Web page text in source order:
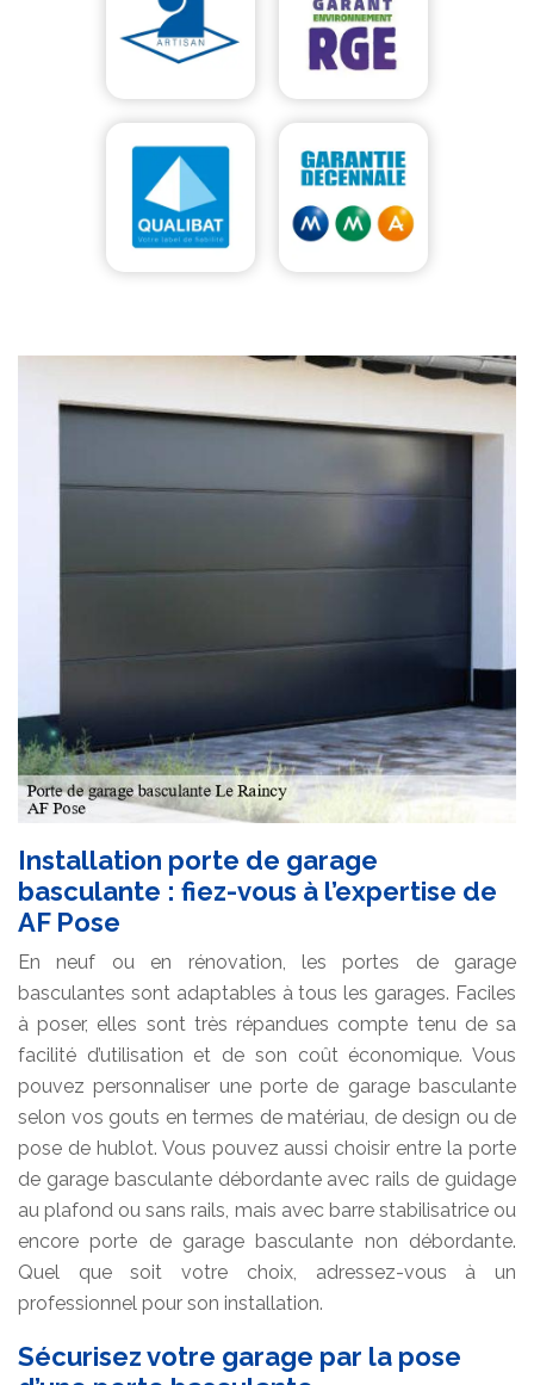
Installation porte de garage
basculante : fiez-vous à l’expertise de
AF Pose
En neuf ou en rénovation, les portes de garage
basculantes sont adaptables à tous les garages. Faciles
à poser, elles sont très répandues compte tenu de sa
facilité d’utilisation et de son coût économique. Vous
pouvez personnaliser une porte de garage basculante
selon vos gouts en termes de matériau, de design ou de
pose de hublot. Vous pouvez aussi choisir entre la porte
de garage basculante débordante avec rails de guidage
au plafond ou sans rails, mais avec barre stabilisatrice ou
encore porte de garage basculante non débordante.
Quel que soit votre choix, adressez-vous à un
professionnel pour son installation.
Sécurisez votre garage par la pose